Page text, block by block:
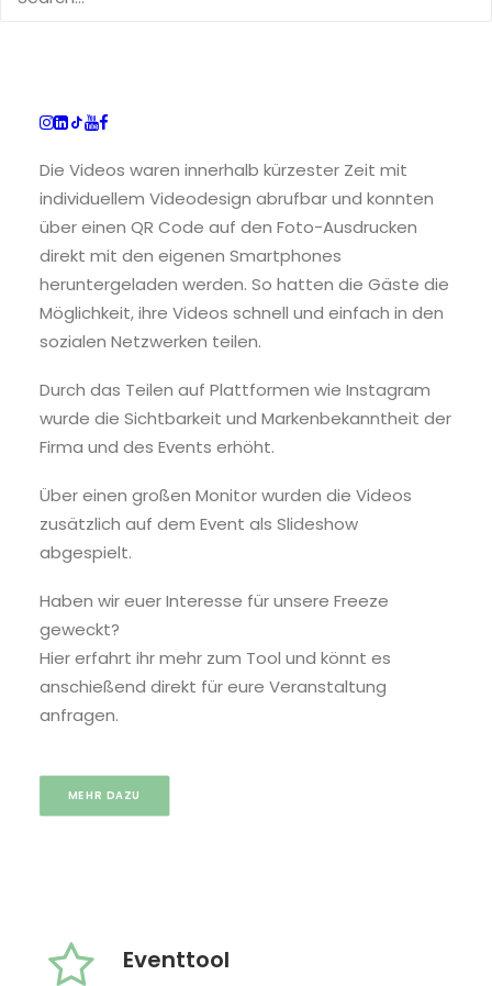
Szene gesetzt.
Die Videos waren innerhalb kürzester Zeit mit
individuellem Videodesign abrufbar und konnten
über einen QR Code auf den Foto-Ausdrucken
direkt mit den eigenen Smartphones
heruntergeladen werden. So hatten die Gäste die
Möglichkeit, ihre Videos schnell und einfach in den
sozialen Netzwerken teilen.
Durch das Teilen auf Plattformen wie Instagram
wurde die Sichtbarkeit und Markenbekanntheit der
Firma und des Events erhöht.
Über einen großen Monitor wurden die Videos
zusätzlich auf dem Event als Slideshow
abgespielt.
Haben wir euer Interesse für unsere Freeze
geweckt?
Hier erfahrt ihr mehr zum Tool und könnt es
anschießend direkt für eure Veranstaltung
anfragen.
MEHR DAZU
Eventtool